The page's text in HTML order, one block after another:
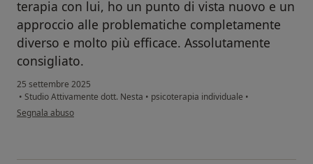
terapia con lui, ho un punto di vista nuovo e un
approccio alle problematiche completamente
diverso e molto più efficace. Assolutamente
consigliato.
25 settembre 2025
• Studio Attivamente dott. Nesta • psicoterapia individuale •
secondo l'opinione dell'utente G.T.
Segnala abuso